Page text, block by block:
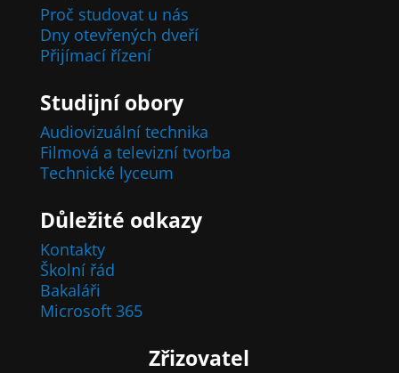
Proč studovat u nás
Dny otevřených dveří
Přijímací řízení
Studijní obory
Audiovizuální technika
Filmová a televizní tvorba
Technické lyceum
Důležité odkazy
Kontakty
Školní řád
Bakaláři
Microsoft 365
Zřizovatel